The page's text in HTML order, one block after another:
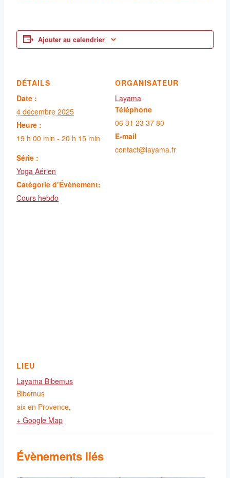
Ajouter au calendrier
DÉTAILS
Date :
4 décembre 2025
Heure :
19 h 00 min - 20 h 15 min
Série :
Yoga Aérien
Catégorie d’Évènement:
Cours hebdo
ORGANISATEUR
Layama
Téléphone
06 31 23 37 80
E-mail
contact@layama.fr
LIEU
Layama Bibemus
Bibemus
aix en Provence,
+ Google Map
Évènements liés